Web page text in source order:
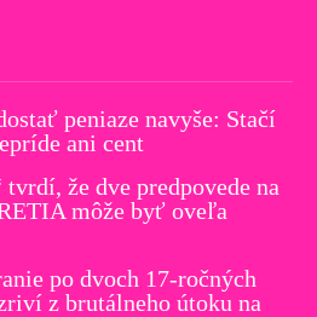
peniaze navyše: Stačí
ani cent
že dve predpovede na
môže byť oveľa
po dvoch 17-ročných
z brutálneho útoku na